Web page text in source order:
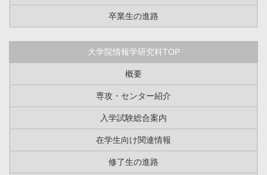
卒業生の進路
大学院情報学研究科TOP
概要
専攻・センター紹介
入学試験総合案内
在学生向け関連情報
修了生の進路